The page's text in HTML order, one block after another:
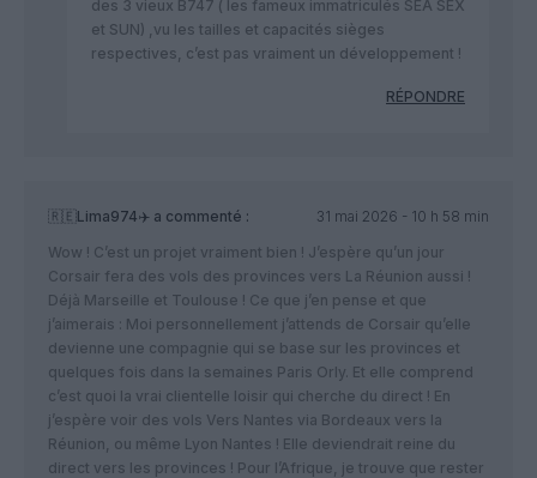
des 3 vieux B747 ( les fameux immatriculés SEA SEX
et SUN) ,vu les tailles et capacités sièges
respectives, c’est pas vraiment un développement !
RÉPONDRE
🇷🇪Lima974✈️ a commenté :
31 mai 2026 - 10 h 58 min
Wow ! C’est un projet vraiment bien ! J’espère qu’un jour
Corsair fera des vols des provinces vers La Réunion aussi !
Déjà Marseille et Toulouse ! Ce que j’en pense et que
j’aimerais : Moi personnellement j’attends de Corsair qu’elle
devienne une compagnie qui se base sur les provinces et
quelques fois dans la semaines Paris Orly. Et elle comprend
c’est quoi la vrai clientelle loisir qui cherche du direct ! En
j’espère voir des vols Vers Nantes via Bordeaux vers la
Réunion, ou même Lyon Nantes ! Elle deviendrait reine du
direct vers les provinces ! Pour l’Afrique, je trouve que rester